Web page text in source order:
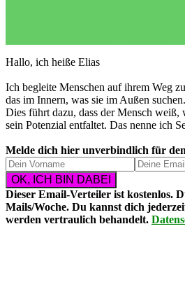
Hallo, ich heiße Elias
Ich begleite Menschen auf ihrem Weg
das im Innern, was sie im Außen
Dies führt dazu, dass der Mensch weiß,
sein Potenzial entfaltet. Das nenne ich
Melde dich hier unverbindlich für
Dieser Email-Verteiler ist kostenlos.
Mails/Woche. Du kannst dich
werden vertraulich behandelt.